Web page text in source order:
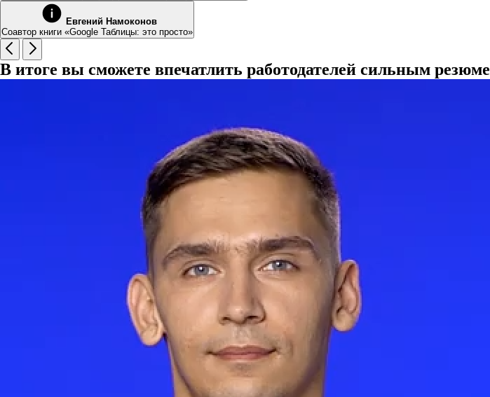
Евгений Намоконов
Соавтор книги «Google Таблицы: это просто»
В итоге вы сможете впечатлить работодателей сильным резюме